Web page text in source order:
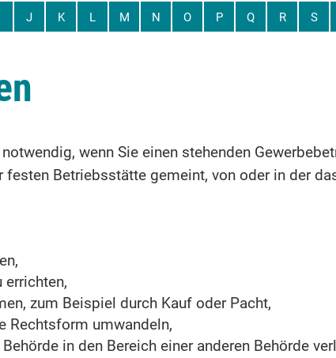
J K L M N O P Q R S
wenn Sie einen stehenden
Betriebsstätte gemeint, von oder in der
errichten,
zum Beispiel durch Kauf oder Pacht,
Rechtsform umwandeln,
in den Bereich einer anderen Behörde